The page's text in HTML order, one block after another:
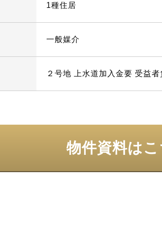
1種住居
一般媒介
２号地 上⽔道加⼊⾦要 受益
物件資料はこ